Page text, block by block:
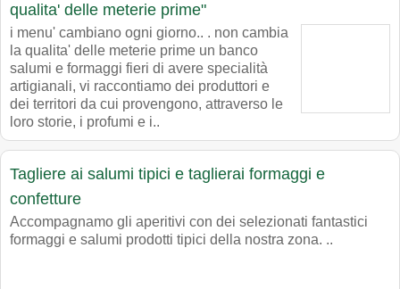
qualita' delle meterie prime"
i menu' cambiano ogni giorno.. . non cambia
la qualita' delle meterie prime un banco
salumi e formaggi fieri di avere specialità
artigianali, vi raccontiamo dei produttori e
dei territori da cui provengono, attraverso le
loro storie, i profumi e i..
Tagliere ai salumi tipici e taglierai formaggi e
confetture
Accompagnamo gli aperitivi con dei selezionati fantastici
formaggi e salumi prodotti tipici della nostra zona. ..